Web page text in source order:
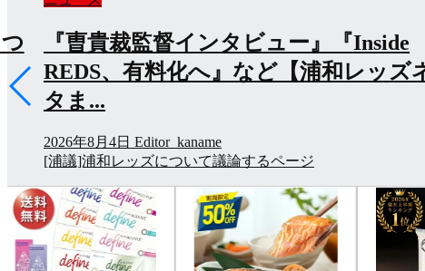
ネ
『浦和の3ゴール動画』『退場のサヴィ
オが発信』など【浦和レッズネタまと
め(8/8)】
2026年8月8日 Editor_kaname
[浦議]浦和レッズについて議論するページ